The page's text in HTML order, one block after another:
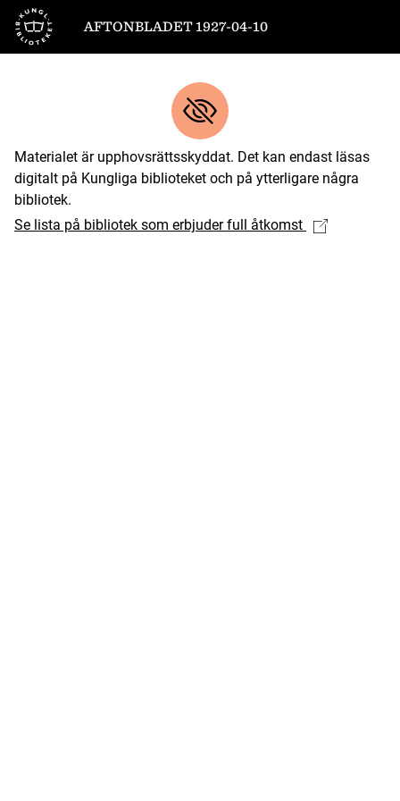
Till startsidan
AFTONBLADET 1927-04-10
Materialet är upphovsrättsskyddat. Det kan endast läsas
digitalt på Kungliga biblioteket och på ytterligare några
bibliotek.
Se lista på bibliotek som erbjuder full åtkomst